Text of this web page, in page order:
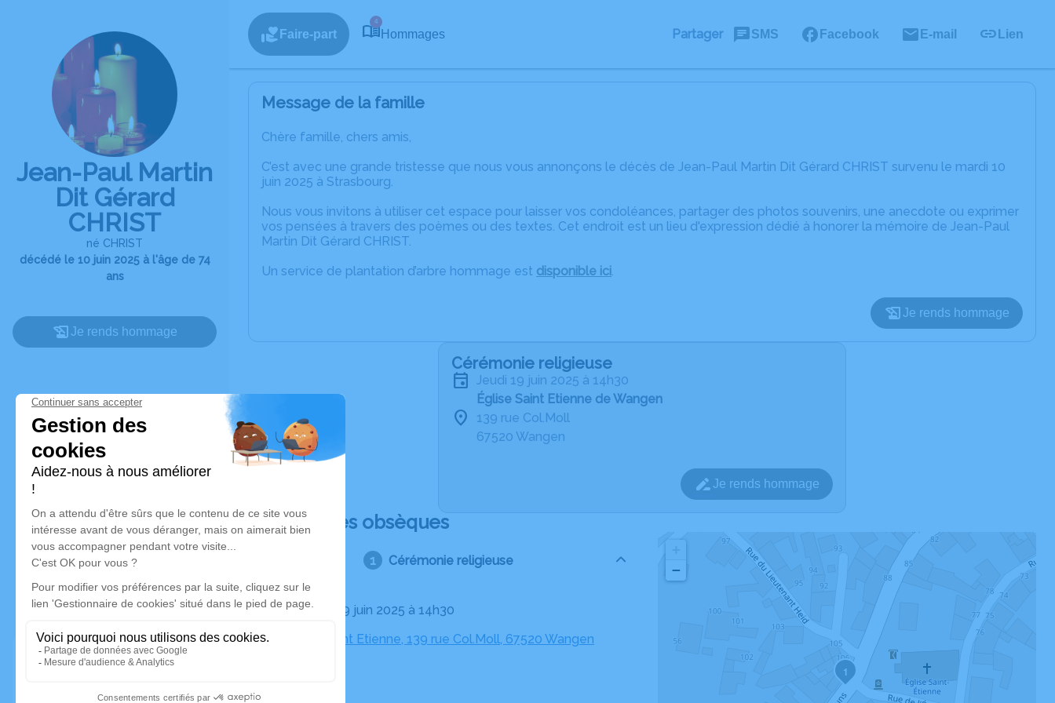
Jean-Paul Martin
Dit Gérard
CHRIST
né CHRIST
décédé le 10 juin 2025 à l'âge de 74
ans
Je rends hommage
Faire-part
4
Hommages Partager SMS Facebook E-mail Lien
Message de la famille
Chère famille, chers amis,
C’est avec une grande tristesse que nous vous annonçons le décès de Jean-Paul Martin Dit Gérard CHRIST survenu le mardi 10
juin 2025 à Strasbourg.
Nous vous invitons à utiliser cet espace pour laisser vos condoléances, partager des photos souvenirs, une anecdote ou exprimer
vos pensées à travers des poèmes ou des textes. Cet endroit est un lieu d'expression dédié à honorer la mémoire de Jean-Paul
Martin Dit Gérard CHRIST.
Un service de plantation d’arbre hommage est disponible ici.
Je rends hommage
Cérémonie religieuse
jeudi 19 juin 2025 à 14h30
Église Saint Etienne de Wangen
139 rue Col.Moll
67520 Wangen
Je rends hommage
Déroulé des obsèques
Cérémonie religieuse
Le jeudi 19 juin 2025 à 14h30
Église Saint Etienne, 139 rue Col.Moll, 67520 Wangen
1
−